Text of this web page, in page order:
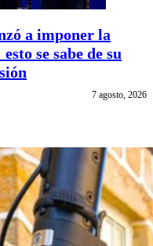
a imponer la
se sabe de su
7 agosto, 2026